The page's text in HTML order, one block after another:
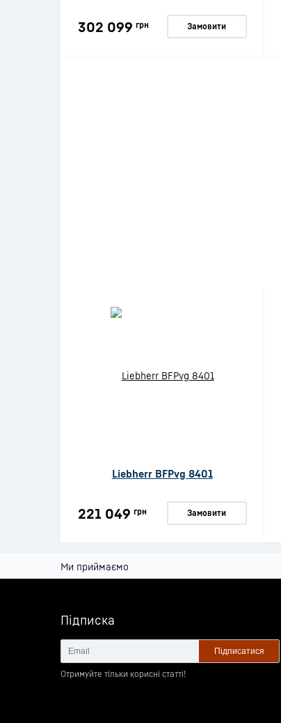
302 099 грн Замовити
Liebherr BFPvg 8401
221 049 грн Замовити
Ми приймаємо
Підписка
Підписатися
Отримуйте тільки корисні статті!